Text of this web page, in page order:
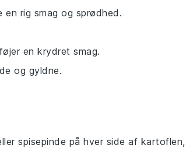
rig smag og sprødhed.
en krydret smag.
og gyldne.
spisepinde på hver side af kartoflen,